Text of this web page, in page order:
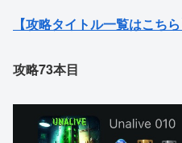
【攻略タイトル一覧はこちら
攻略73本目